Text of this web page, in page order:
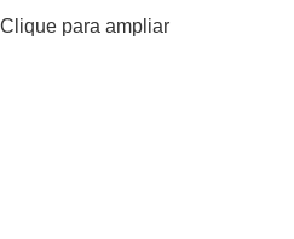
Clique para ampliar